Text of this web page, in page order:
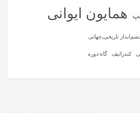
همایون ایوانی
تاریخی‌ـ‌جهانی
کندراتیف گاه-دوره